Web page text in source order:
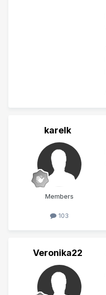
karelk
Members
103
Veronika22